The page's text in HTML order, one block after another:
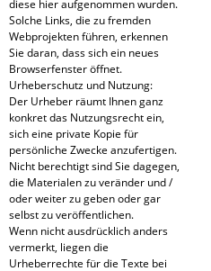
diese hier aufgenommen wurden.
Solche Links, die zu fremden
Webprojekten führen, erkennen
Sie daran, dass sich ein neues
Browserfenster öffnet.
Urheberschutz und Nutzung:
Der Urheber räumt Ihnen ganz
konkret das Nutzungsrecht ein,
sich eine private Kopie für
persönliche Zwecke anzufertigen.
Nicht berechtigt sind Sie dagegen,
die Materialen zu veränder und /
oder weiter zu geben oder gar
selbst zu veröffentlichen.
Wenn nicht ausdrücklich anders
vermerkt, liegen die
Urheberrechte für die Texte bei